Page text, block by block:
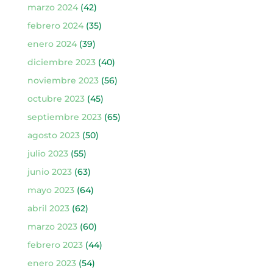
marzo 2024(42)
febrero 2024(35)
enero 2024(39)
diciembre 2023(40)
noviembre 2023(56)
octubre 2023(45)
septiembre 2023(65)
agosto 2023(50)
julio 2023(55)
junio 2023(63)
mayo 2023(64)
abril 2023(62)
marzo 2023(60)
febrero 2023(44)
enero 2023(54)